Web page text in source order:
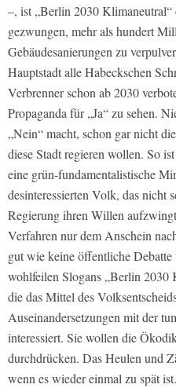
–, ist „Berlin 2030
gezwungen, mehr als hundert
Gebäudesanierungen zu
Hauptstadt alle Habeckschen
Verbrenner schon ab 2030
Propaganda für „Ja“ zu sehen.
„Nein“ macht, schon gar nicht
diese Stadt regieren wollen. So
eine grün-fundamentalistische
desinteressierten Volk, das
Regierung ihren Willen
Verfahren nur dem Anschein
gut wie keine öffentliche Debatte
wohlfeilen Slogans „Berlin 2030
die das Mittel des
Auseinandersetzungen mit der
interessiert. Sie wollen die
durchdrücken. Das Heulen und
wenn es wieder einmal zu spät ist.